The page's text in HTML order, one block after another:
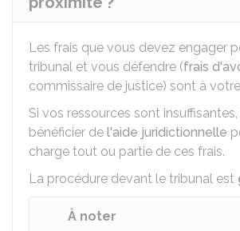
Les frais que vous devez engager
tribunal et vous défendre (frais
commissaire de justice) sont à
Si vos ressources sont
bénéficier de l'aide juridictionnelle
charge tout ou partie de ces frais.
La procédure devant le tribunal est
À noter